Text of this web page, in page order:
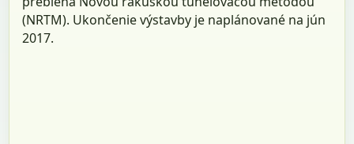
(NRTM). Ukončenie výstavby je naplánované na jún
2017.